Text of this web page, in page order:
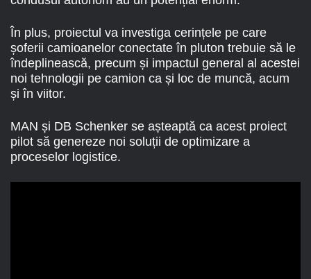
În plus, proiectul va investiga cerințele pe care
șoferii camioanelor conectate în pluton trebuie să le
îndeplinească, precum și impactul general al acestei
noi tehnologii pe camion ca și loc de muncă, acum
și în viitor.
MAN și DB Schenker se așteaptă ca acest proiect
pilot să genereze noi soluții de optimizare a
proceselor logistice.